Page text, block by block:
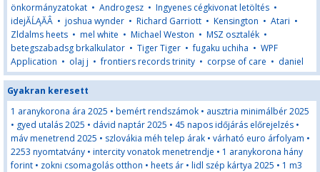
önkormányzatokat • Androgesz • Ingyenes cégkivonat letöltés •
idejĂĹĄĂÂ • joshua wynder • Richard Garriott • Kensington • Atari •
Zldalms heets • mel white • Michael Weston • MSZ osztalék •
betegszabadsg brkalkulator • Tiger Tiger •fugaku uchiha • WPF
Application • olaj j •frontiers records trinity • corpse of care • daniel
Gyakran keresett
1 aranykorona ára 2025 • bemért rendszámok • ausztria minimálbér 2025
• gyed utalás 2025 • dávid naptár 2025 • 45 napos időjárás előrejelzés •
máv menetrend 2025 • szlovákia méh telep árak • várható euro árfolyam •
2253 nyomtatvány • intercity vonatok menetrendje • 1 aranykorona hány
forint • zokni csomagolás otthon • heets ár • lidl szép kártya 2025 • 1 m3